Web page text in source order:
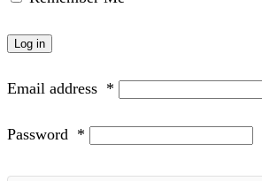
Log in
Email address *
Password *